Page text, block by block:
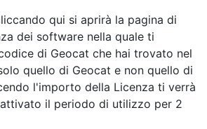
qui si aprirà la pagina di
dei software nella quale ti
di Geocat che hai trovato nel
quello di Geocat e non quello di
l'importo della Licenza ti verrà
il periodo di utilizzo per 2